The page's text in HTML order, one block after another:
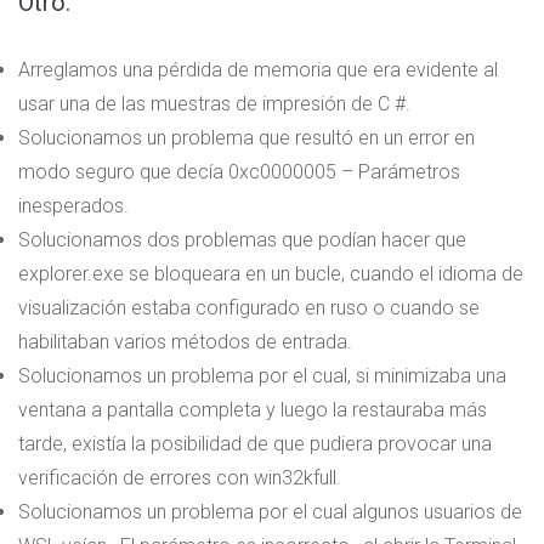
Arreglamos una pérdida de memoria que era evidente al
usar una de las muestras de impresión de C #.
Solucionamos un problema que resultó en un error en
modo seguro que decía 0xc0000005 – Parámetros
inesperados.
Solucionamos dos problemas que podían hacer que
explorer.exe se bloqueara en un bucle, cuando el idioma de
visualización estaba configurado en ruso o cuando se
habilitaban varios métodos de entrada.
Solucionamos un problema por el cual, si minimizaba una
ventana a pantalla completa y luego la restauraba más
tarde, existía la posibilidad de que pudiera provocar una
verificación de errores con win32kfull.
Solucionamos un problema por el cual algunos usuarios de